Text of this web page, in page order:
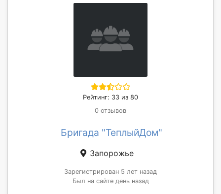
Рейтинг: 33 из 80
0 отзывов
Бригада "ТеплыйДом"
Запорожье
Зарегистрирован 5 лет назад
Был на сайте день назад